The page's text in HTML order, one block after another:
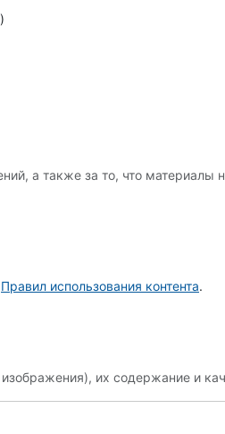
а также за то, что материалы
Правил использования контента.
их содержание и